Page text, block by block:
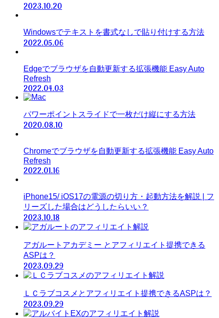
2023.10.20
Windowsでテキストを書式なしで貼り付けする方法
2022.05.06
Edgeでブラウザを自動更新する拡張機能 Easy Auto
Refresh
2022.04.03
パワーポイントスライドで一枚だけ縦にする方法
2020.08.10
Chromeでブラウザを自動更新する拡張機能 Easy Auto
Refresh
2022.01.16
iPhone15/ iOS17の電源の切り方・起動方法を解説 | フ
リーズした場合はどうしたらいい？
2023.10.18
アガルートアカデミー とアフィリエイト提携できる
ASPは？
2023.09.29
ＬＣラブコスメとアフィリエイト提携できるASPは？
2023.09.29